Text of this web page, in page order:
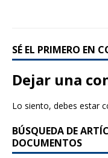
SÉ EL PRIMERO EN
Dejar una
Lo siento, debes estar
BÚSQUEDA DE
DOCUMENTOS